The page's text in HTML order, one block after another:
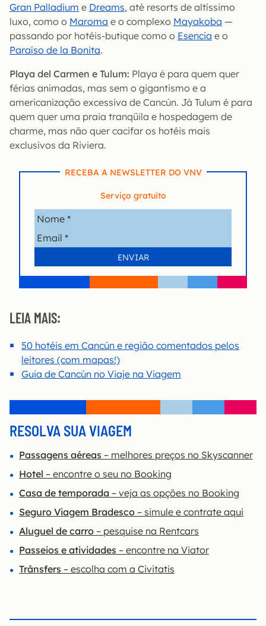
Gran Palladium e Dreams, até resorts de altíssimo
luxo, como o Maroma e o complexo Mayakoba —
passando por hotéis-butique como o Esencia e o
Paraíso de la Bonita.
Playa del Carmen e Tulum: Playa é para quem quer
férias animadas, mas sem o gigantismo e a
americanização excessiva de Cancún. Já Tulum é para
quem quer uma praia tranqüila e hospedagem de
charme, mas não quer cacifar os hotéis mais
exclusivos da Riviera.
RECEBA A NEWSLETTER DO VNV
Serviço gratuito
LEIA MAIS:
50 hotéis em Cancún e região comentados pelos
leitores (com mapas!)
Guia de Cancún no Viaje na Viagem
RESOLVA SUA VIAGEM
Passagens aéreas – melhores preços no Skyscanner
Hotel – encontre o seu no Booking
Casa de temporada – veja as opções no Booking
Seguro Viagem Bradesco – simule e contrate aqui
Aluguel de carro – pesquise na Rentcars
Passeios e atividades – encontre na Viator
Trânsfers – escolha com a Civitatis